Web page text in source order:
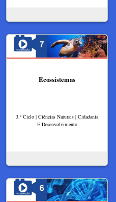
Ecossistemas
3.º Ciclo | Ciências Naturais | Cidadania
E Desenvolvimento